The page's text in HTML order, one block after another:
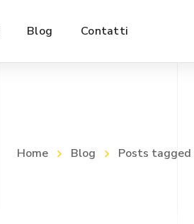
Blog Contatti
Home Blog Posts